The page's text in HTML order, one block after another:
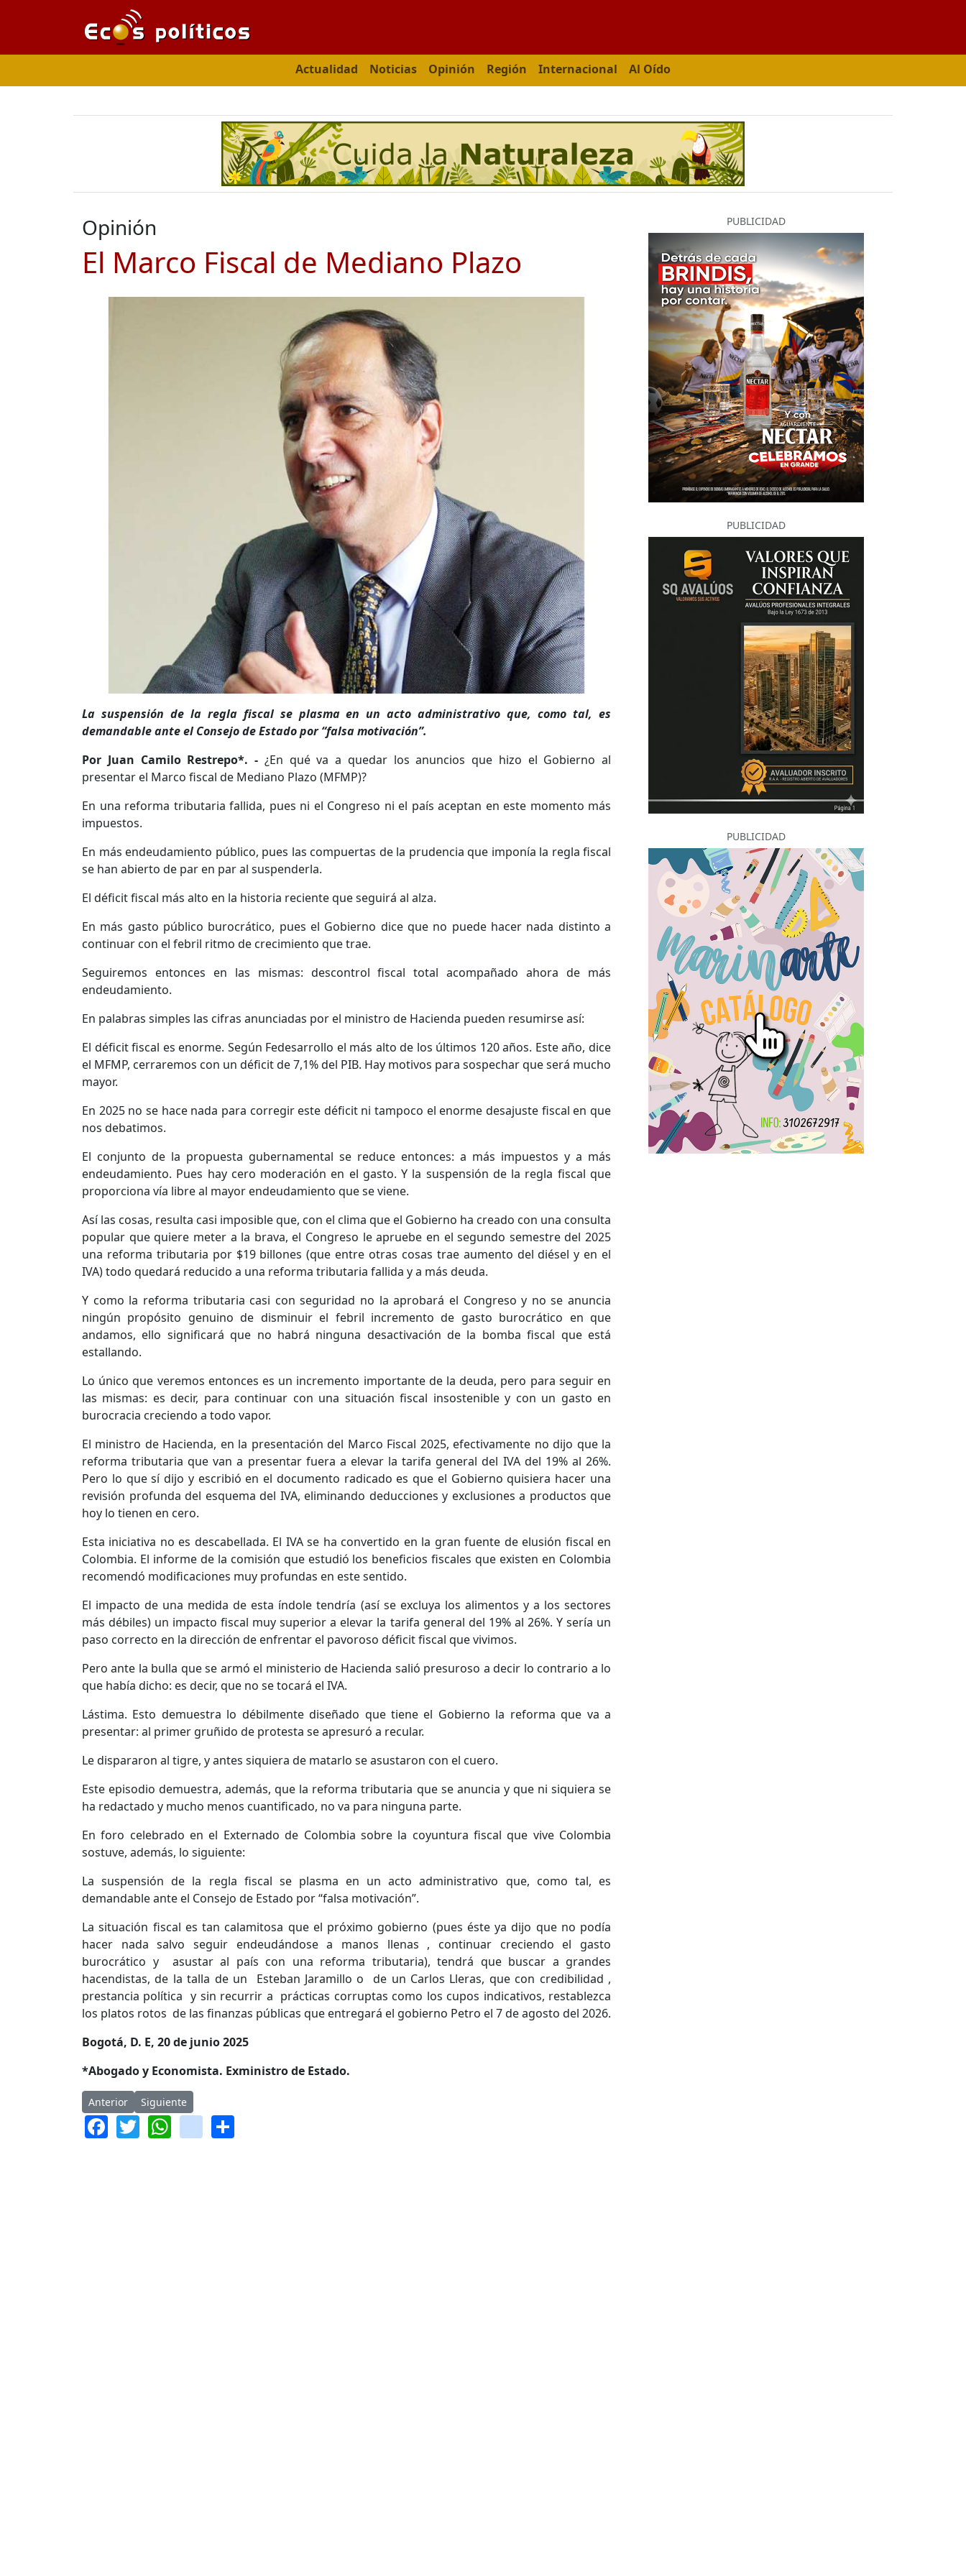
Actualidad Noticias Opinión Región Internacional Al Oído
Opinión
El Marco Fiscal de Mediano Plazo
La suspensión de la regla fiscal se plasma en un acto administrativo que, como tal, es
demandable ante el Consejo de Estado por “falsa motivación”.
Por Juan Camilo Restrepo*. - ¿En qué va a quedar los anuncios que hizo el Gobierno al
presentar el Marco fiscal de Mediano Plazo (MFMP)?
En una reforma tributaria fallida, pues ni el Congreso ni el país aceptan en este momento más
impuestos.
En más endeudamiento público, pues las compuertas de la prudencia que imponía la regla fiscal
se han abierto de par en par al suspenderla.
El déficit fiscal más alto en la historia reciente que seguirá al alza.
En más gasto público burocrático, pues el Gobierno dice que no puede hacer nada distinto a
continuar con el febril ritmo de crecimiento que trae.
Seguiremos entonces en las mismas: descontrol fiscal total acompañado ahora de más
endeudamiento.
En palabras simples las cifras anunciadas por el ministro de Hacienda pueden resumirse así:
El déficit fiscal es enorme. Según Fedesarrollo el más alto de los últimos 120 años. Este año, dice
el MFMP, cerraremos con un déficit de 7,1% del PIB. Hay motivos para sospechar que será mucho
mayor.
En 2025 no se hace nada para corregir este déficit ni tampoco el enorme desajuste fiscal en que
nos debatimos.
El conjunto de la propuesta gubernamental se reduce entonces: a más impuestos y a más
endeudamiento. Pues hay cero moderación en el gasto. Y la suspensión de la regla fiscal que
proporciona vía libre al mayor endeudamiento que se viene.
Así las cosas, resulta casi imposible que, con el clima que el Gobierno ha creado con una consulta
popular que quiere meter a la brava, el Congreso le apruebe en el segundo semestre del 2025
una reforma tributaria por $19 billones (que entre otras cosas trae aumento del diésel y en el
IVA) todo quedará reducido a una reforma tributaria fallida y a más deuda.
Y como la reforma tributaria casi con seguridad no la aprobará el Congreso y no se anuncia
ningún propósito genuino de disminuir el febril incremento de gasto burocrático en que
andamos, ello significará que no habrá ninguna desactivación de la bomba fiscal que está
estallando.
Lo único que veremos entonces es un incremento importante de la deuda, pero para seguir en
las mismas: es decir, para continuar con una situación fiscal insostenible y con un gasto en
burocracia creciendo a todo vapor.
El ministro de Hacienda, en la presentación del Marco Fiscal 2025, efectivamente no dijo que la
reforma tributaria que van a presentar fuera a elevar la tarifa general del IVA del 19% al 26%.
Pero lo que sí dijo y escribió en el documento radicado es que el Gobierno quisiera hacer una
revisión profunda del esquema del IVA, eliminando deducciones y exclusiones a productos que
hoy lo tienen en cero.
Esta iniciativa no es descabellada. El IVA se ha convertido en la gran fuente de elusión fiscal en
Colombia. El informe de la comisión que estudió los beneficios fiscales que existen en Colombia
recomendó modificaciones muy profundas en este sentido.
El impacto de una medida de esta índole tendría (así se excluya los alimentos y a los sectores
más débiles) un impacto fiscal muy superior a elevar la tarifa general del 19% al 26%. Y sería un
paso correcto en la dirección de enfrentar el pavoroso déficit fiscal que vivimos.
Pero ante la bulla que se armó el ministerio de Hacienda salió presuroso a decir lo contrario a lo
que había dicho: es decir, que no se tocará el IVA.
Lástima. Esto demuestra lo débilmente diseñado que tiene el Gobierno la reforma que va a
presentar: al primer gruñido de protesta se apresuró a recular.
Le dispararon al tigre, y antes siquiera de matarlo se asustaron con el cuero.
Este episodio demuestra, además, que la reforma tributaria que se anuncia y que ni siquiera se
ha redactado y mucho menos cuantificado, no va para ninguna parte.
En foro celebrado en el Externado de Colombia sobre la coyuntura fiscal que vive Colombia
sostuve, además, lo siguiente:
La suspensión de la regla fiscal se plasma en un acto administrativo que, como tal, es
demandable ante el Consejo de Estado por “falsa motivación”.
La situación fiscal es tan calamitosa que el próximo gobierno (pues éste ya dijo que no podía
hacer nada salvo seguir endeudándose a manos llenas , continuar creciendo el gasto
burocrático y asustar al país con una reforma tributaria), tendrá que buscar a grandes
hacendistas, de la talla de un Esteban Jaramillo o de un Carlos Lleras, que con credibilidad ,
prestancia política y sin recurrir a prácticas corruptas como los cupos indicativos, restablezca
los platos rotos de las finanzas públicas que entregará el gobierno Petro el 7 de agosto del 2026.
Bogotá, D. E, 20 de junio 2025
*Abogado y Economista. Exministro de Estado.
Artículo anterior: Las uvas están verdes
Anterior Artículo siguiente: El silencio aterra
Siguiente
Facebook
Twitter
WhatsApp
instagram
PUBLICIDAD
PUBLICIDAD
PUBLICIDAD